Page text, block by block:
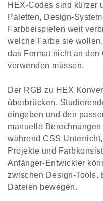
HEX-Codes sind kürzer
Paletten, Design-
Farbbeispielen weit
welche Farbe sie
das Format nicht an den
verwenden müssen.
Der RGB zu HEX
überbrücken.
eingeben und den
manuelle
während CSS
Projekte und
Anfänger-Entwickler
zwischen Design-Tools,
Dateien bewegen.